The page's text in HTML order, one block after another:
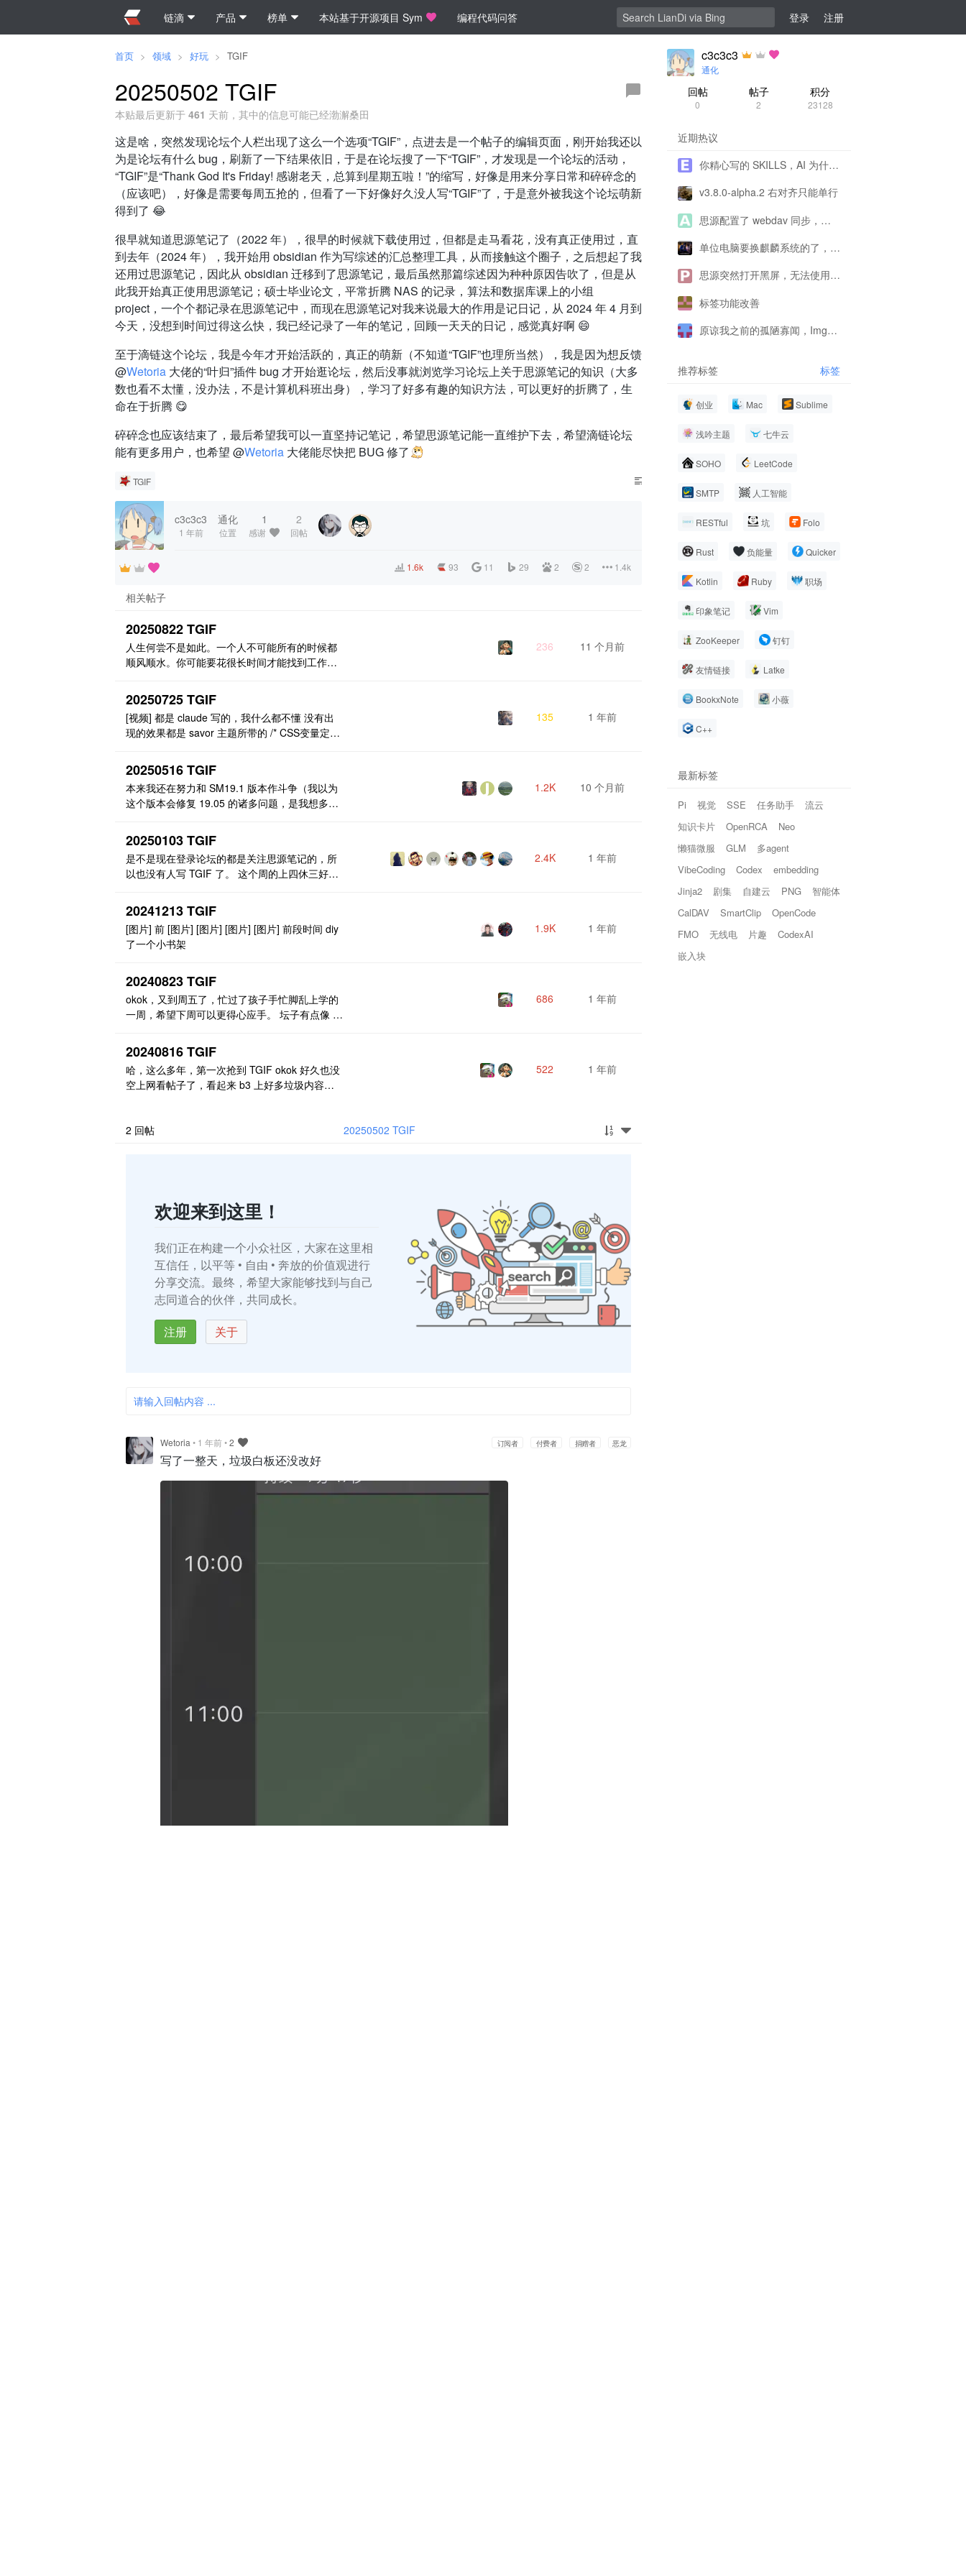
链滴 产品 榜单 本站基于开源项目 Sym 编程代码问答 登录 注册
首页 > 领域 > 好玩 > TGIF
20250502 TGIF
本贴最后更新于 461 天前，其中的信息可能已经渤澥桑田
这是啥，突然发现论坛个人栏出现了这么一个选项“TGIF”，点进去是一个帖子的编辑页面，刚开始我还以
为是论坛有什么 bug，刷新了一下结果依旧，于是在论坛搜了一下“TGIF”，才发现是一个论坛的活动，
“TGIF”是“Thank God It's Friday! 感谢老天，总算到星期五啦！”的缩写，好像是用来分享日常和碎碎念的
（应该吧），好像是需要每周五抢的，但看了一下好像好久没人写“TGIF”了，于是意外被我这个论坛萌新
得到了 😂
很早就知道思源笔记了（2022 年），很早的时候就下载使用过，但都是走马看花，没有真正使用过，直
到去年（2024 年），我开始用 obsidian 作为写综述的汇总整理工具，从而接触这个圈子，之后想起了我
还用过思源笔记，因此从 obsidian 迁移到了思源笔记，最后虽然那篇综述因为种种原因告吹了，但是从
此我开始真正使用思源笔记；硕士毕业论文，平常折腾 NAS 的记录，算法和数据库课上的小组
project，一个个都记录在思源笔记中，而现在思源笔记对我来说最大的作用是记日记，从 2024 年 4 月到
今天，没想到时间过得这么快，我已经记录了一年的笔记，回顾一天天的日记，感觉真好啊 😄
至于滴链这个论坛，我是今年才开始活跃的，真正的萌新（不知道“TGIF”也理所当然），我是因为想反馈
@Wetoria 大佬的“叶归”插件 bug 才开始逛论坛，然后没事就浏览学习论坛上关于思源笔记的知识（大多
数也看不太懂，没办法，不是计算机科班出身），学习了好多有趣的知识方法，可以更好的折腾了，生
命在于折腾 😋
碎碎念也应该结束了，最后希望我可以一直坚持记笔记，希望思源笔记能一直维护下去，希望滴链论坛
能有更多用户，也希望 @Wetoria 大佬能尽快把 BUG 修了
TGIF
c3c3c3
1 年前
通化
位置
1
感谢
2
回帖
1.6k 93 11 29 2 2 1.4k
相关帖子
20250822 TGIF
人生何尝不是如此。一个人不可能所有的时候都
顺风顺水。你可能要花很长时间才能找到工作。
文化不适应，或者是遇到不喜欢的老板和同事等
烦心的 事。这时候，就会有一个小恶魔偷偷地在
你的耳边低语：换个工作吧，换个工作吧。 有两
类人特别容易听得进去。一类是“95 后”，职场上
236 11 个月前
20250725 TGIF
[视频] 都是 claude 写的，我什么都不懂 没有出
现的效果都是 savor 主题所带的 /* CSS变量定义
0.3s cubic-bezier(0.25, 0.46, 0.45, 0.94); --und
erline-t ..
135 1 年前
20250516 TGIF
本来我还在努力和 SM19.1 版本作斗争（我以为
这个版本会修复 19.05 的诸多问题，是我想多
集市，一下子就看见了这个插件。 把玩一番发现
确实有潜力，因为通过 Doc2X 把 PDF 变成 MD
扔进思源已经成为了我储藏各种书籍和论文的新
办法。有了这么个推送工具就解决 ..
1.2K 10 个月前
20250103 TGIF
是不是现在登录论坛的都是关注思源笔记的，所
以也没有人写 TGIF 了。 这个周的上四休三好爽
开心啊。 看了下上次发是 23 年 9 月 15 日的周
五，竟然已经到了 25 年了，真真儿的快啊。 23
年 9 月那个 TGIF，最终标中了，当时公司整体
都在做业财的新项目，老项目 ..
2.4K 1 年前
20241213 TGIF
[图片] 前 [图片] [图片] [图片] [图片] 前段时间 diy
了一个小书架
1.9K 1 年前
20240823 TGIF
okok，又到周五了，忙过了孩子手忙脚乱上学的
一周，希望下周可以更得心应手。 坛子有点像 si
昨天发现了这样一个超级活跃的网站，真的是太
牛了 今天的 TGIF 由上届 TGIF 冠军得主发布。
686 1 年前
20240816 TGIF
哈，这么多年，第一次抢到 TGIF okok 好久也没
空上网看帖子了，看起来 b3 上好多垃圾内容啊
522 1 年前
2 回帖 20250502 TGIF
欢迎来到这里！
我们正在构建一个小众社区，大家在这里相
互信任，以平等 • 自由 • 奔放的价值观进行
分享交流。最终，希望大家能够找到与自己
志同道合的伙伴，共同成长。
注册
关于
请输入回帖内容 ...
Wetoria• 1 年前•2 订阅者 付费者 捐赠者 恶龙
写了一整天，垃圾白板还没改好
c3c3c3
通化
回帖
0
帖子
2
积分
23128
近期热议
你精心写的 SKILLS，AI 为什么不用、错用？
v3.8.0-alpha.2 右对齐只能单行
思源配置了 webdav 同步，为什么一直提示配置有问题呀？
单位电脑要换麒麟系统的了，思源还能用了吗？
思源突然打开黑屏，无法使用求帮助！
标签功能改善
原谅我之前的孤陋寡闻，ImgReEditor 这个图像处理插件太牛叉了
推荐标签 标签
创业 Mac Sublime
浅吟主题 七牛云
SOHO LeetCode
SMTP 人工智能
RESTful 坑 Folo
Rust 负能量 Quicker
Kotlin Ruby 职场
印象笔记 Vim
ZooKeeper 钉钉
友情链接 Latke
BookxNote 小薇
C++
最新标签
Pi 视觉 SSE 任务助手
流云
知识卡片
OpenRCA
Neo
懒猫微服
GLM
多agent
VibeCoding
Codex
embedding
Jinja2
剧集 自建云 PNG
智能体
CalDAV
SmartClip
OpenCode
FMO
无线电 片趣
CodexAI
嵌入块